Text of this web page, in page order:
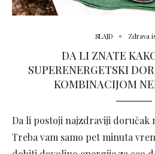
SLAJD Zdrava
DA LI ZNATE
SUPERENERGETSKI
KOMBINACIJOM
Da li postoji najzdraviji doručak
Treba vam samo pet minuta